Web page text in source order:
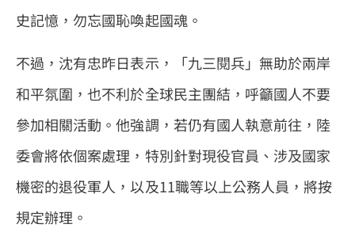
史記憶，勿忘國恥喚起國魂。
不過，沈有忠昨日表示，「九三閱兵」無助於兩岸
和平氛圍，也不利於全球民主團結，呼籲國人不要
參加相關活動。他強調，若仍有國人執意前往，陸
委會將依個案處理，特別針對現役官員、涉及國家
機密的退役軍人，以及11職等以上公務人員，將按
規定辦理。